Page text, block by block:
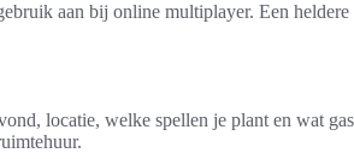
aan bij online multiplayer. Een
locatie, welke spellen je plant en wat